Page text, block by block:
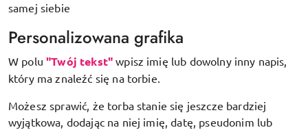
samej siebie
Personalizowana grafika
W polu"Twój tekst" wpisz imię lub dowolny inny napis,
który ma znaleźć się na torbie.
Możesz sprawić, że torba stanie się jeszcze bardziej
wyjątkowa, dodając na niej imię, datę, pseudonim lub